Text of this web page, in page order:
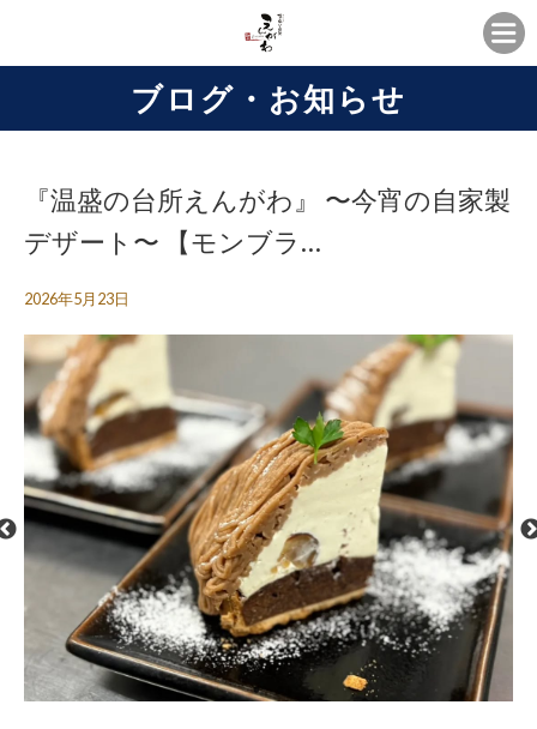
ブログ・お知らせ
『温盛の台所えんがわ』 〜今宵の自家製
デザート〜 【モンブラ…
2026年5月23日